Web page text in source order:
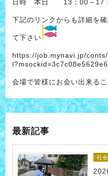
日時 本日 13：00～17
下記のリンクからも詳細を
て下さい
https://job.mynavi.jp/
会場で皆様にお会い出来る
最新記事
社